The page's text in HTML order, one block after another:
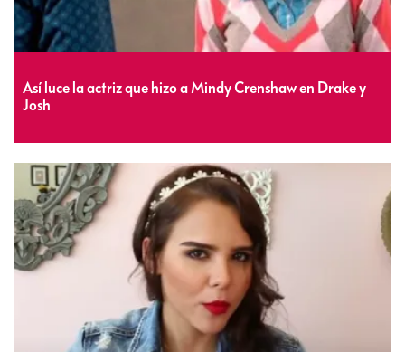
Así luce la actriz que hizo a Mindy Crenshaw en Drake y
Josh